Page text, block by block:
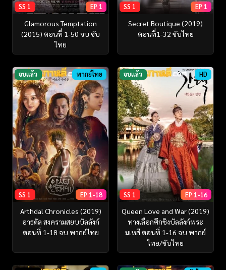
SS 1 EP 1
Glamorous Temptation
(2015) ตอนที่ 1-50 จบ ซับ
ไทย
SS 1 EP 1
Secret Boutique (2019)
ตอนที่1-32 ซับไทย
จบแล้ว พากย์ไทย
SS 1 EP 1-18
Arthdal Chronicles (2019)
อาธดัล สงครามสยบบัลลังก์
ตอนที่ 1-18 จบ พากย์ไทย
จบแล้ว HD
SS 1 EP 1-16
Queen Love and War (2019)
ทางเลือกศึกชิงบัลลังก์พระ
มเหสี ตอนที่ 1-16 จบ พากย์
ไทย/ซับไทย